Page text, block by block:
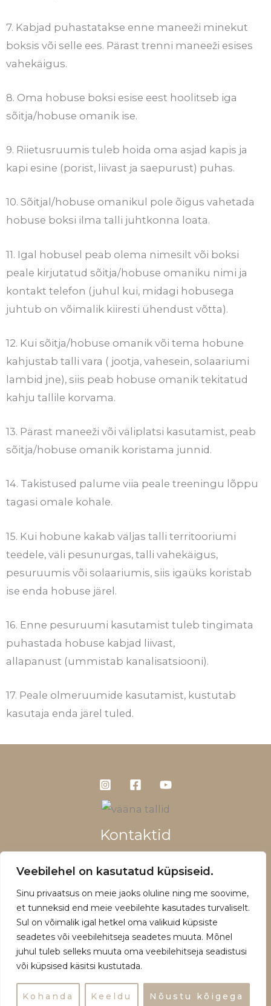
Veebilehel on kasutatud küpsiseid.
Sinu privaatsus on meie jaoks oluline ning me soovime,
et tunneksid end meie veebilehte kasutades turvaliselt.
Sul on võimalik igal hetkel oma valikuid küpsiste
seadetes või veebilehitseja seadetes muuta. Mõnel
juhul tuleb selleks muuta oma veebilehitseja seadistusi
või küpsised käsitsi kustutada.
Kohanda Keeldu Nõustu kõigega
7. Kabjad puhastatakse enne maneeži minekut
boksis või selle ees. Pärast trenni maneeži esises
vahekäigus.
8. Oma hobuse boksi esise eest hoolitseb iga
sõitja/hobuse omanik ise.
9. Riietusruumis tuleb hoida oma asjad kapis ja
kapi esine (porist, liivast ja saepurust) puhas.
10. Sõitjal/hobuse omanikul pole õigus vahetada
hobuse boksi ilma talli juhtkonna loata.
11. Igal hobusel peab olema nimesilt või boksi
peale kirjutatud sõitja/hobuse omaniku nimi ja
kontakt telefon (juhul kui, midagi hobusega
juhtub on võimalik kiiresti ühendust võtta).
12. Kui sõitja/hobuse omanik või tema hobune
kahjustab talli vara ( jootja, vahesein, solaariumi
lambid jne), siis peab hobuse omanik tekitatud
kahju tallile korvama.
13. Pärast maneeži või väliplatsi kasutamist, peab
sõitja/hobuse omanik koristama junnid.
14. Takistused palume viia peale treeningu lõppu
tagasi omale kohale.
15. Kui hobune kakab väljas talli territooriumi
teedele, väli pesunurgas, talli vahekäigus,
pesuruumis või solaariumis, siis igaüks koristab
ise enda hobuse järel.
16. Enne pesuruumi kasutamist tuleb tingimata
puhastada hobuse kabjad liivast,
allapanust (ummistab kanalisatsiooni).
17. Peale olmeruumide kasutamist, kustutab
kasutaja enda järel tuled.
Kontaktid
+372 5660 1028
Müügitingimused ja privaatsuspoliitika
Copyright © 2026 | Powered by Vääna Tallid